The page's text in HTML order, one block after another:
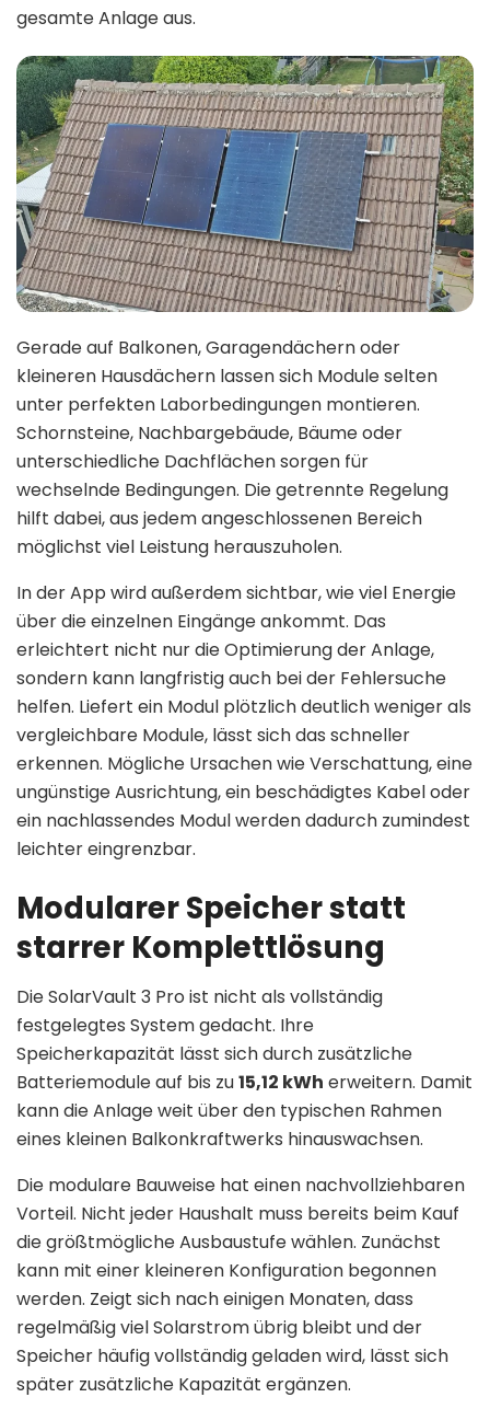
gesamte Anlage aus.
Gerade auf Balkonen, Garagendächern oder
kleineren Hausdächern lassen sich Module selten
unter perfekten Laborbedingungen montieren.
Schornsteine, Nachbargebäude, Bäume oder
unterschiedliche Dachflächen sorgen für
wechselnde Bedingungen. Die getrennte Regelung
hilft dabei, aus jedem angeschlossenen Bereich
möglichst viel Leistung herauszuholen.
In der App wird außerdem sichtbar, wie viel Energie
über die einzelnen Eingänge ankommt. Das
erleichtert nicht nur die Optimierung der Anlage,
sondern kann langfristig auch bei der Fehlersuche
helfen. Liefert ein Modul plötzlich deutlich weniger als
vergleichbare Module, lässt sich das schneller
erkennen. Mögliche Ursachen wie Verschattung, eine
ungünstige Ausrichtung, ein beschädigtes Kabel oder
ein nachlassendes Modul werden dadurch zumindest
leichter eingrenzbar.
Modularer Speicher statt
starrer Komplettlösung
Die SolarVault 3 Pro ist nicht als vollständig
festgelegtes System gedacht. Ihre
Speicherkapazität lässt sich durch zusätzliche
Batteriemodule auf bis zu15,12 kWh erweitern. Damit
kann die Anlage weit über den typischen Rahmen
eines kleinen Balkonkraftwerks hinauswachsen.
Die modulare Bauweise hat einen nachvollziehbaren
Vorteil. Nicht jeder Haushalt muss bereits beim Kauf
die größtmögliche Ausbaustufe wählen. Zunächst
kann mit einer kleineren Konfiguration begonnen
werden. Zeigt sich nach einigen Monaten, dass
regelmäßig viel Solarstrom übrig bleibt und der
Speicher häufig vollständig geladen wird, lässt sich
später zusätzliche Kapazität ergänzen.